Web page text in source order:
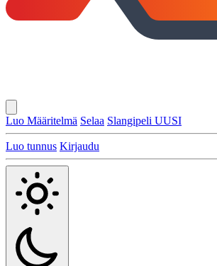
Luo Määritelmä Selaa Slangipeli UUSI
Luo tunnus Kirjaudu